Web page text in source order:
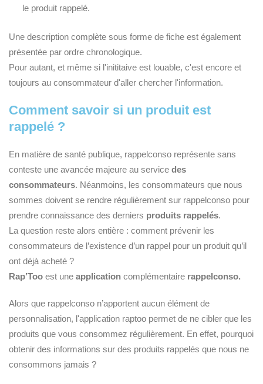
le produit rappelé.
Une description complète sous forme de fiche est également
présentée par ordre chronologique.
Pour autant, et même si l'inititaive est louable, c'est encore et
toujours au consommateur d'aller chercher l'information.
Comment savoir si un produit est
rappelé ?
En matière de santé publique, rappelconso représente sans
conteste une avancée majeure au service des
consommateurs. Néanmoins, les consommateurs que nous
sommes doivent se rendre régulièrement sur rappelconso pour
prendre connaissance des derniers produits rappelés.
La question reste alors entière : comment prévenir les
consommateurs de l’existence d’un rappel pour un produit qu’il
ont déjà acheté ?
Rap’Too est une application complémentaire rappelconso.
Alors que rappelconso n’apportent aucun élément de
personnalisation, l'application raptoo permet de ne cibler que les
produits que vous consommez régulièrement. En effet, pourquoi
obtenir des informations sur des produits rappelés que nous ne
consommons jamais ?